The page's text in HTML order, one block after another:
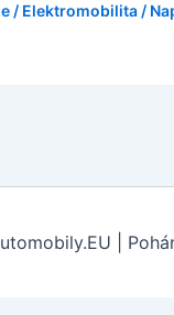
/ Elektromobilita/
|